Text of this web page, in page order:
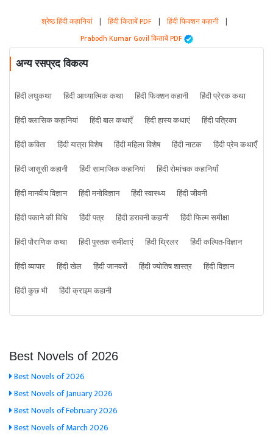
श्रेष्ठ हिंदी कहानियां | हिंदी किताबें PDF | हिंदी फिक्शन कहानी |
Prabodh Kumar Govil किताबें PDF
अन्य रसप्रद विकल्प
हिंदी लघुकथा हिंदी आध्यात्मिक कथा हिंदी फिक्शन कहानी
हिंदी प्रेरक कथा
हिंदी क्लासिक कहानियां
हिंदी बाल कथाएँ हिंदी हास्य कथाएं
हिंदी पत्रिका
हिंदी कविता
हिंदी यात्रा विशेष हिंदी महिला विशेष हिंदी नाटक
हिंदी प्रेम कथाएँ
हिंदी जासूसी कहानी
हिंदी सामाजिक कहानियां
हिंदी रोमांचक कहानियाँ
हिंदी मानवीय विज्ञान
हिंदी मनोविज्ञान हिंदी स्वास्थ्य
हिंदी जीवनी
हिंदी पकाने की विधि
हिंदी पत्र हिंदी डरावनी कहानी
हिंदी फिल्म समीक्षा
हिंदी पौराणिक कथा
हिंदी पुस्तक समीक्षाएं हिंदी थ्रिलर
हिंदी कल्पित-विज्ञान
हिंदी व्यापार
हिंदी खेल हिंदी जानवरों हिंदी ज्योतिष शास्त्र
हिंदी विज्ञान
हिंदी कुछ भी
हिंदी क्राइम कहानी
Best Novels of 2026
Best Novels of 2026
Best Novels of January 2026
Best Novels of February 2026
Best Novels of March 2026